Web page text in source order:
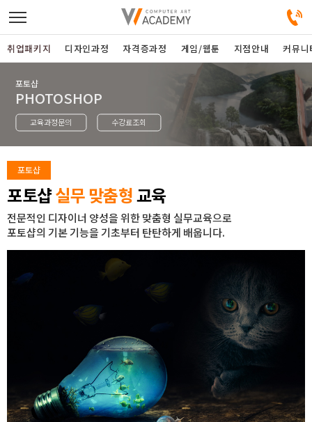
디자인정규과정
디자인단과과정
게임과정
자격증과정
커뮤니티
고객상담센터
아카데미소개
취업패키지 디자인과정 자격증과정 게임/웹툰 지점안내 커뮤니
포토샵
PHOTOSHOP
교육과정문의 수강료조회
포토샵
포토샵실무 맞춤형교육
전문적인 디자이너 양성을 위한 맞춤형 실무교육으로
포토샵의 기본 기능을 기초부터 탄탄하게 배웁니다.